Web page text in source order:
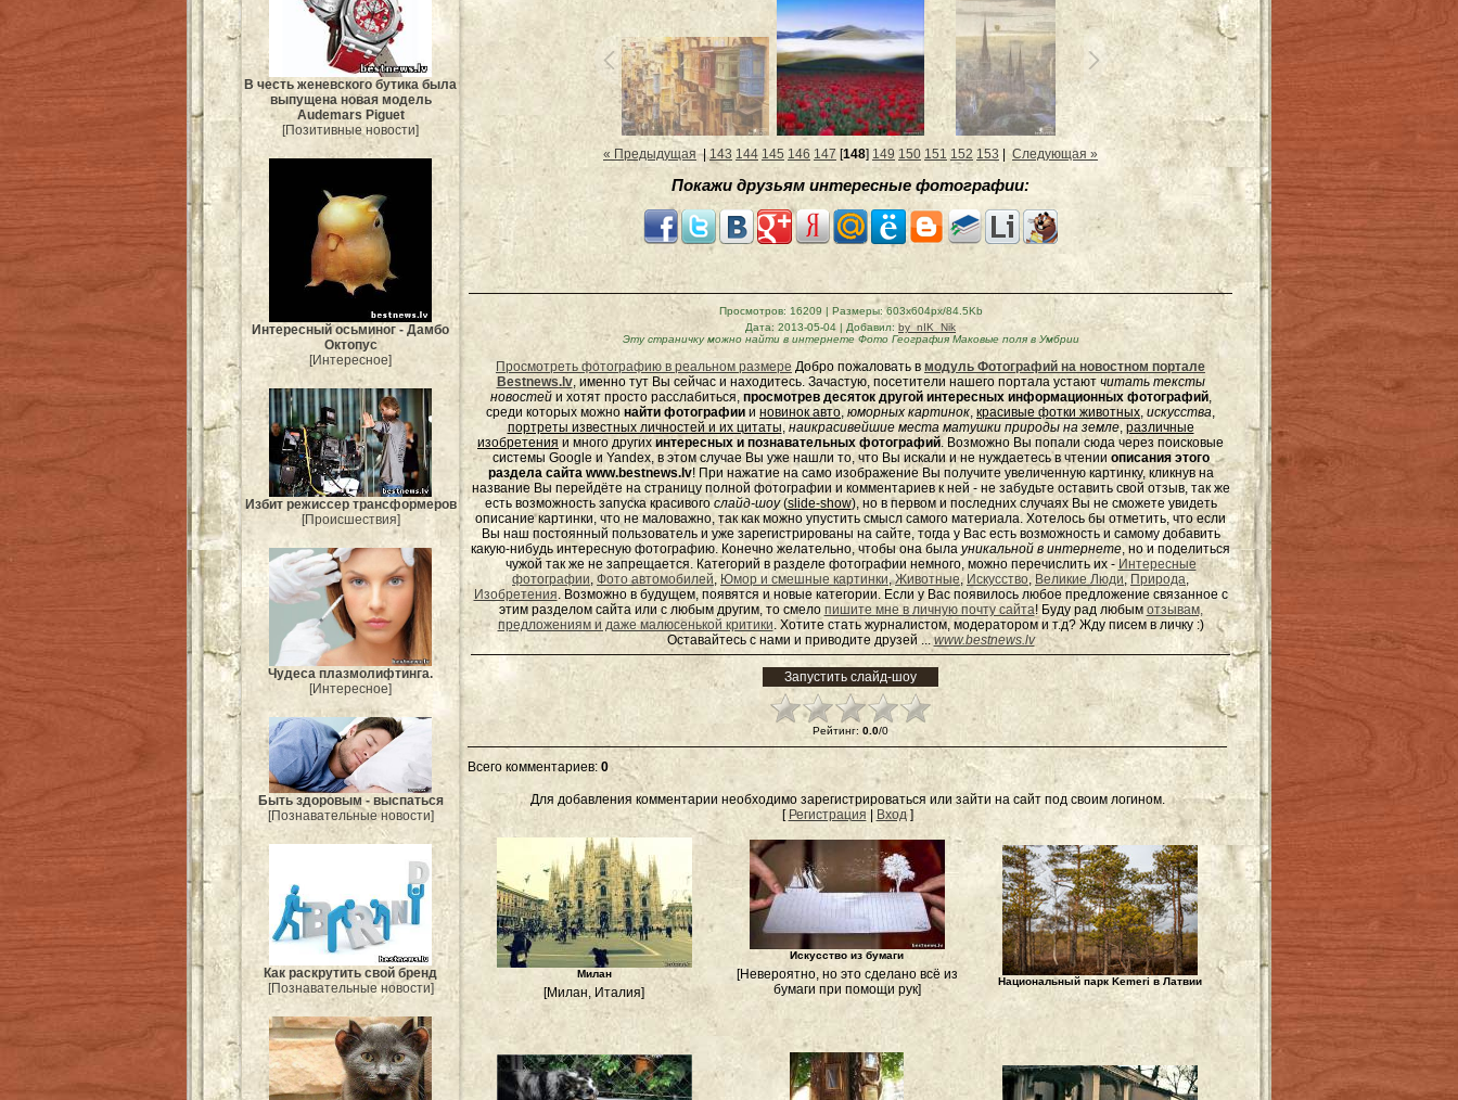
В честь женевского бутика была
выпущена новая модель
Audemars Piguet
[Позитивные новости]
Интересный осьминог - Дамбо
Октопус
[Интересное]
Избит режиссер трансформеров
[Происшествия]
Чудеса плазмолифтинга.
[Интересное]
Быть здоровым - выспаться
[Познавательные новости]
Как раскрутить свой бренд
[Познавательные новости]
« Предыдущая|143 144 145 146 147[148] 149 150 151 152 153 |Следующая »
Покажи друзьям интересные фотографии:
Просмотров: 16209 | Размеры: 603x604px/84.5Kb
Дата: 2013-05-04 | Добавил: by_nIK_Nik
Эту страничку можно найти в интернете Фото География Маковые поля в Умбрии
Просмотреть фотографию в реальном размере Добро пожаловать в модуль Фотографий на новостном портале
Bestnews.lv, именно тут Вы сейчас и находитесь. Зачастую, посетители нашего портала устают читать тексты
новостейи хотят просто расслабиться, просмотрев десяток другой интересных информационных фотографий,
среди которых можно найти фотографии и новинок авто,юморныхкартинок, красивые фотки животных, искусства,
портреты известных личностей и их цитаты, наикрасивейшие места матушки природы на земле, различные
изобретения и много другихинтересных и познавательных фотографий. Возможно Вы попали сюда через поисковые
системы Google и Yandex, в этом случае Вы уже нашли то, что Вы искали и не нуждаетесь в чтении описания этого
раздела сайта www.bestnews.lv! При нажатие на само изображение Вы получите увеличенную картинку, кликнув на
название Вы перейдёте на страницу полной фотографии и комментариев к ней - не забудьте оставить свой отзыв, так же
есть возможность запуска красивого слайд-шоу(slide-show), но в первом и последних случаях Вы не сможете увидеть
описание картинки, что не маловажно, так как можно упустить смысл самого материала. Хотелось бы отметить, что если
Вы наш постоянный пользователь и уже зарегистрированы на сайте, тогда у Вас есть возможность и самому добавить
какую-нибудь интересную фотографию. Конечно желательно, чтобы она была уникальной в интернете, но и поделиться
чужой так же не запрещается. Категорий в разделе фотографии немного, можно перечислить их - Интересные
фотографии, Фото автомобилей, Юмор и смешные картинки,Животные, Искусство, Великие Люди, Природа,
Изобретения. Возможно в будущем, появятся и новые категории. Если у Вас появилось любое предложение связанное с
этим разделом сайта или с любым другим, то смело пишите мне в личную почту сайта! Буду рад любым отзывам,
предложениям и даже малюсенькой критики. Хотите стать журналистом, модератором и т.д? Жду писем вличку:)
Оставайтесь с нами и приводите друзей ...www.bestnews.lv
Рейтинг: 0.0/0
Всего комментариев: 0
Для добавления комментарии необходимо зарегистрироваться или зайти на сайт под своим логином.
[ Регистрация Вход]
Милан
[Милан, Италия]
Искусство из бумаги
[Невероятно, но это сделано всё из
бумаги при помощи рук]
Национальный парк Kemeri в Латвии